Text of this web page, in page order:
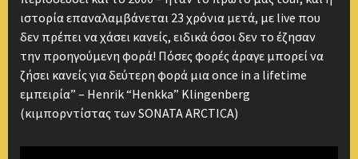
ιστορία επαναλαμβάνεται 23 χρόνια μετά, με live που
δεν πρέπει να χάσει κανείς, ειδικά όσοι δεν το έζησαν
την προηγούμενη φορά! Πόσες φορές άραγε μπορεί να
ζήσει κανείς για δεύτερη φορά μια once in a lifetime
εμπειρία” – Henrik “Henkka” Klingenberg
(κιμπορντίστας των SONATA ARCTICA)